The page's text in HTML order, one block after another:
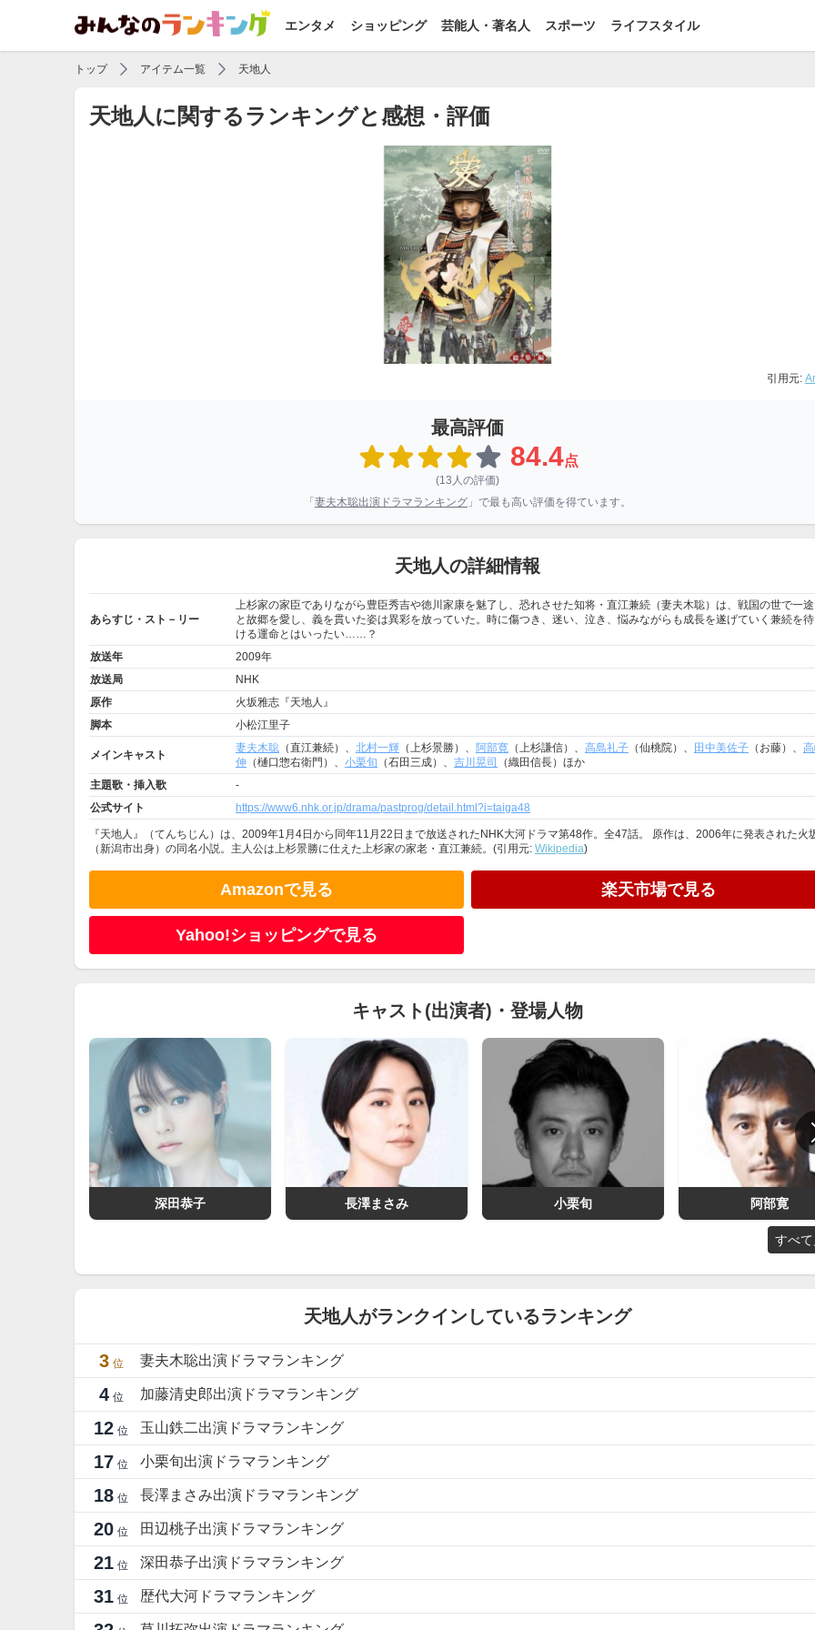
エンタメ ショッピング 芸能人・著名人 スポーツ ライフスタイル
トップ アイテム一覧 天地人
天地人に関するランキングと感想・評価
引用元:
最高評価
84.4点
(13人の評価)
「 妻夫木聡出演ドラマランキング 」で最も高い評価を得ています。
天地人の詳細情報
あらすじ・スト－リー
上杉家の家臣でありながら豊臣秀吉や徳川家康を魅了し、恐れさせた知将・直江兼続（妻夫木聡）は、戦国の世で一
と故郷を愛し、義を貫いた姿は異彩を放っていた。時に傷つき、迷い、泣き、悩みながらも成長を遂げていく兼続を
ける運命とはいったい……？
放送年
2009年
放送局
NHK
原作
火坂雅志『天地人』
脚本
小松江里子
メインキャスト
妻夫木聡 （直江兼続）、 北村一輝 （上杉景勝）、 阿部寛 （上杉謙信）、 高島礼子 （仙桃院）、 田中美佐子 （お藤）、
伸 （樋口惣右衛門）、 小栗旬 （石田三成）、 吉川晃司
（織田信長）ほか
主題歌・挿入歌
-
公式サイト
https://www6.nhk.or.jp/drama/pastprog/detail.html?i=taiga48
『天地人』（てんちじん）は、2009年1月4日から同年11月22日まで放送されたNHK大河ドラマ第48作。全47話。 原作は、2006年に発表された火
（新潟市出身）の同名小説。主人公は上杉景勝に仕えた上杉家の家老・直江兼続。(引用元: Wikipedia)
Amazonで見る 楽天市場で見る
Yahoo!ショッピングで見る
キャスト(出演者)・登場人物
深田恭子 長澤まさみ 小栗旬 阿部寛
すべ
天地人がランクインしているランキング
3 位 妻夫木聡出演ドラマランキング
4 位 加藤清史郎出演ドラマランキング
12 位 玉山鉄二出演ドラマランキング
17 位 小栗旬出演ドラマランキング
18 位 長澤まさみ出演ドラマランキング
20 位 田辺桃子出演ドラマランキング
21 位 深田恭子出演ドラマランキング
31 位 歴代大河ドラマランキング